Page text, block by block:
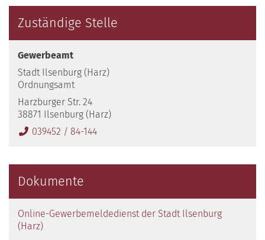
Zuständige Stelle
Gewerbeamt
Stadt Ilsenburg (Harz)
Ordnungsamt
Harzburger Str. 24
38871 Ilsenburg (Harz)
039452 / 84-144
Dokumente
Online-Gewerbemeldedienst der Stadt Ilsenburg
(Harz)